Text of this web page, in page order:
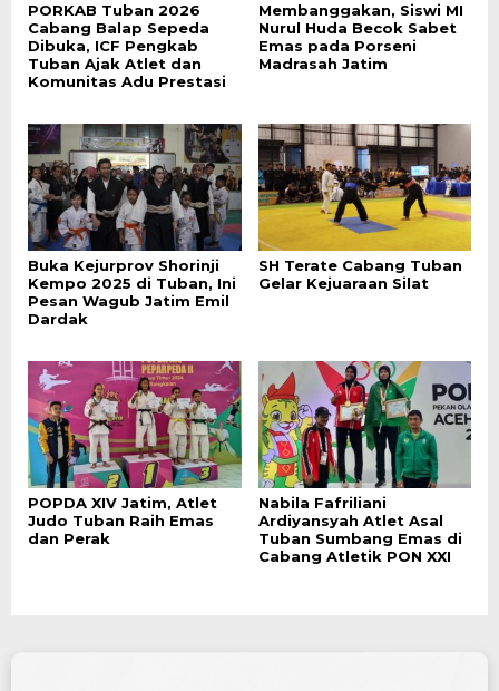
PORKAB Tuban 2026
Cabang Balap Sepeda
Dibuka, ICF Pengkab
Tuban Ajak Atlet dan
Komunitas Adu Prestasi
Membanggakan, Siswi MI
Nurul Huda Becok Sabet
Emas pada Porseni
Madrasah Jatim
Buka Kejurprov Shorinji
Kempo 2025 di Tuban, Ini
Pesan Wagub Jatim Emil
Dardak
SH Terate Cabang Tuban
Gelar Kejuaraan Silat
POPDA XIV Jatim, Atlet
Judo Tuban Raih Emas
dan Perak
Nabila Fafriliani
Ardiyansyah Atlet Asal
Tuban Sumbang Emas di
Cabang Atletik PON XXI